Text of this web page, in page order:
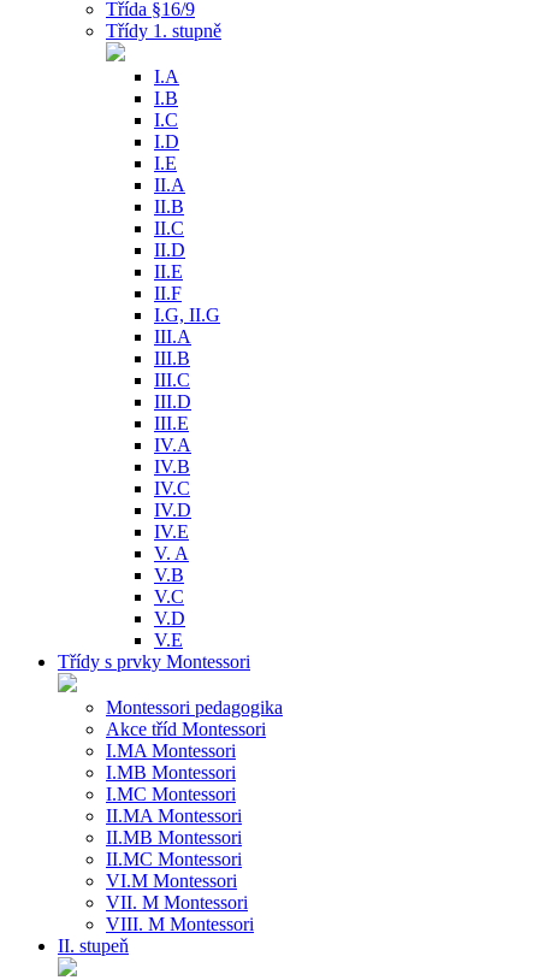
Třída §16/9
Třídy 1. stupně
I.A
I.B
I.C
I.D
I.E
II.A
II.B
II.C
II.D
II.E
II.F
I.G, II.G
III.A
III.B
III.C
III.D
III.E
IV.A
IV.B
IV.C
IV.D
IV.E
V. A
V.B
V.C
V.D
V.E
Třídy s prvky Montessori
Montessori pedagogika
Akce tříd Montessori
I.MA Montessori
I.MB Montessori
I.MC Montessori
II.MA Montessori
II.MB Montessori
II.MC Montessori
VI.M Montessori
VII. M Montessori
VIII. M Montessori
II. stupeň